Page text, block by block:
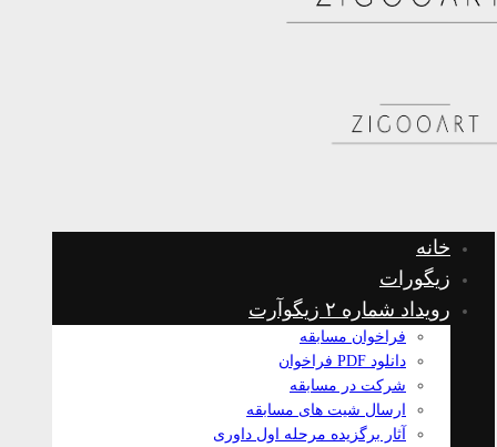
خانه
زیگورات
رویداد شماره ۲ زیگوآرت
فراخوان مسابقه
دانلود PDF فراخوان
شرکت در مسابقه
ارسال شیت های مسابقه
آثار برگزیده مرحله اول داوری